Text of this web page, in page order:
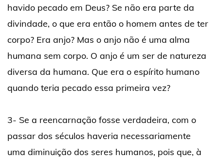
havido pecado em Deus? Se não era parte da
divindade, o que era então o homem antes de ter
corpo? Era anjo? Mas o anjo não é uma alma
humana sem corpo. O anjo é um ser de natureza
diversa da humana. Que era o espírito humano
quando teria pecado essa primeira vez?
3- Se a reencarnação fosse verdadeira, com o
passar dos séculos haveria necessariamente
uma diminuição dos seres humanos, pois que, à